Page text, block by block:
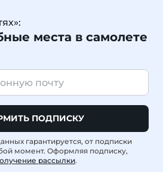
места в самолете
ПОДПИСКУ
гарантируется, от подписки
момент. Оформляя подписку,
рассылки.